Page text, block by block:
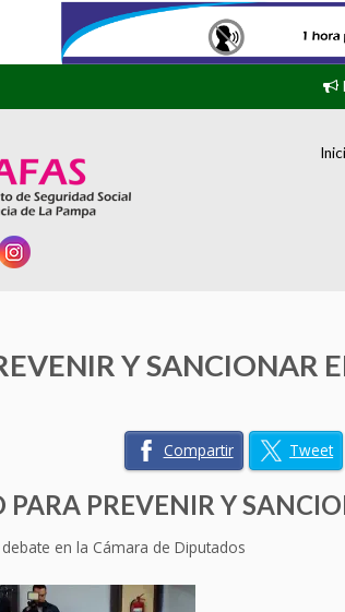
Y SANCIONAR
Compartir Tweet
PARA PREVENIR Y
en la Cámara de Diputados